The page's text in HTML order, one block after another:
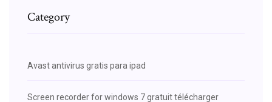
Category
Avast antivirus gratis para ipad
Screen recorder for windows 7 gratuit télécharger